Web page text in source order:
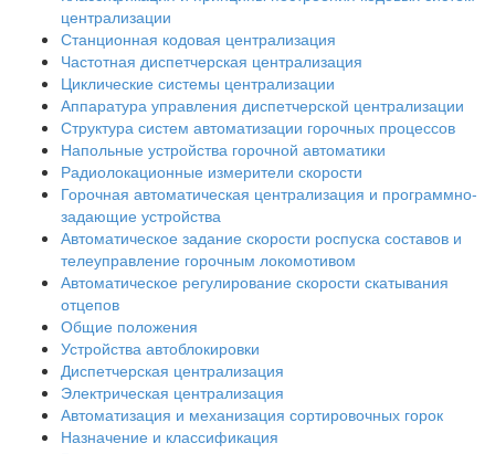
централизации
Станционная кодовая централизация
Частотная диспетчерская централизация
Циклические системы централизации
Аппаратура управления диспетчерской централизации
Структура систем автоматизации горочных процессов
Напольные устройства горочной автоматики
Радиолокационные измерители скорости
Горочная автоматическая централизация и программно-
задающие устройства
Автоматическое задание скорости роспуска составов и
телеуправление горочным локомотивом
Автоматическое регулирование скорости скатывания
отцепов
Общие положения
Устройства автоблокировки
Диспетчерская централизация
Электрическая централизация
Автоматизация и механизация сортировочных горок
Назначение и классификация